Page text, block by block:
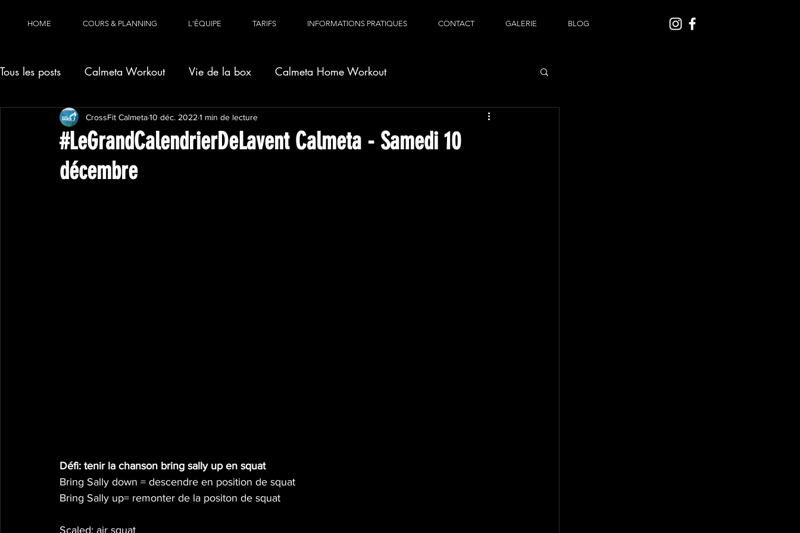
HOME COURS & PLANNING L'ÉQUIPE TARIFS INFORMATIONS PRATIQUES CONTACT GALERIE BLOG
Tous les posts Calmeta Workout Vie de la box Calmeta Home Workout
#LeGrandCalendrierDeLavent Calmeta - Samedi 10
décembre
CrossFit Calmeta10 déc. 2022 1 min de lecture
Défi: tenir la chanson bring sally up en squat
Bring Sally down = descendre en position de squat
Bring Sally up= remonter de la positon de squat
Scaled: air squat